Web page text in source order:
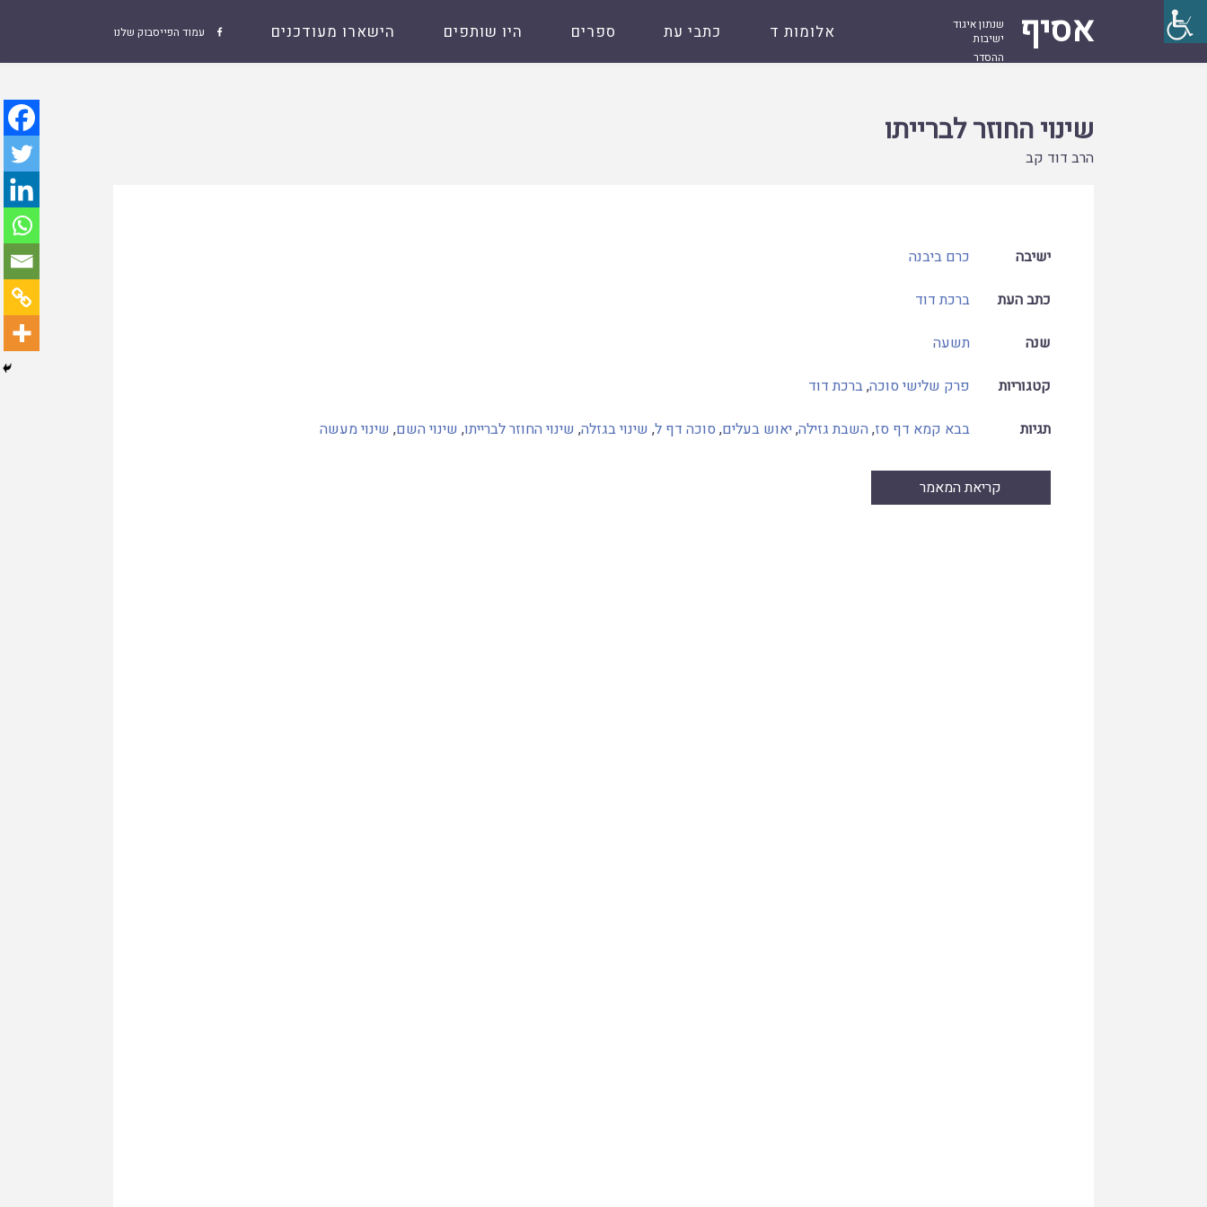
אסיף
שנתון איגוד
ישיבות
ההסדר
 עמוד הפייסבוק שלנו אלומות ד כתבי עת ספרים היו שותפים הישארו מעודכנים
שינוי החוזר לברייתו
הרב דוד קב
ישיבה
כרם ביבנה
כתב העת
ברכת דוד
שנה
תשעה
קטגוריות
פרק שלישי סוכה,ברכת דוד
תגיות
בבא קמא דף סז, השבת גזילה,יאוש בעלים, סוכה דף ל, שינוי בגזלה, שינוי החוזר לברייתו, שינוי השם, שינוי מעשה
קריאת המאמר